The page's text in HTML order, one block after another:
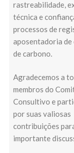
rastreabilidade,
técnica e
processos de
aposentadoria
de carbono.
Agradecemos a
membros do
Consultivo e
por suas valiosas
contribuições
importante